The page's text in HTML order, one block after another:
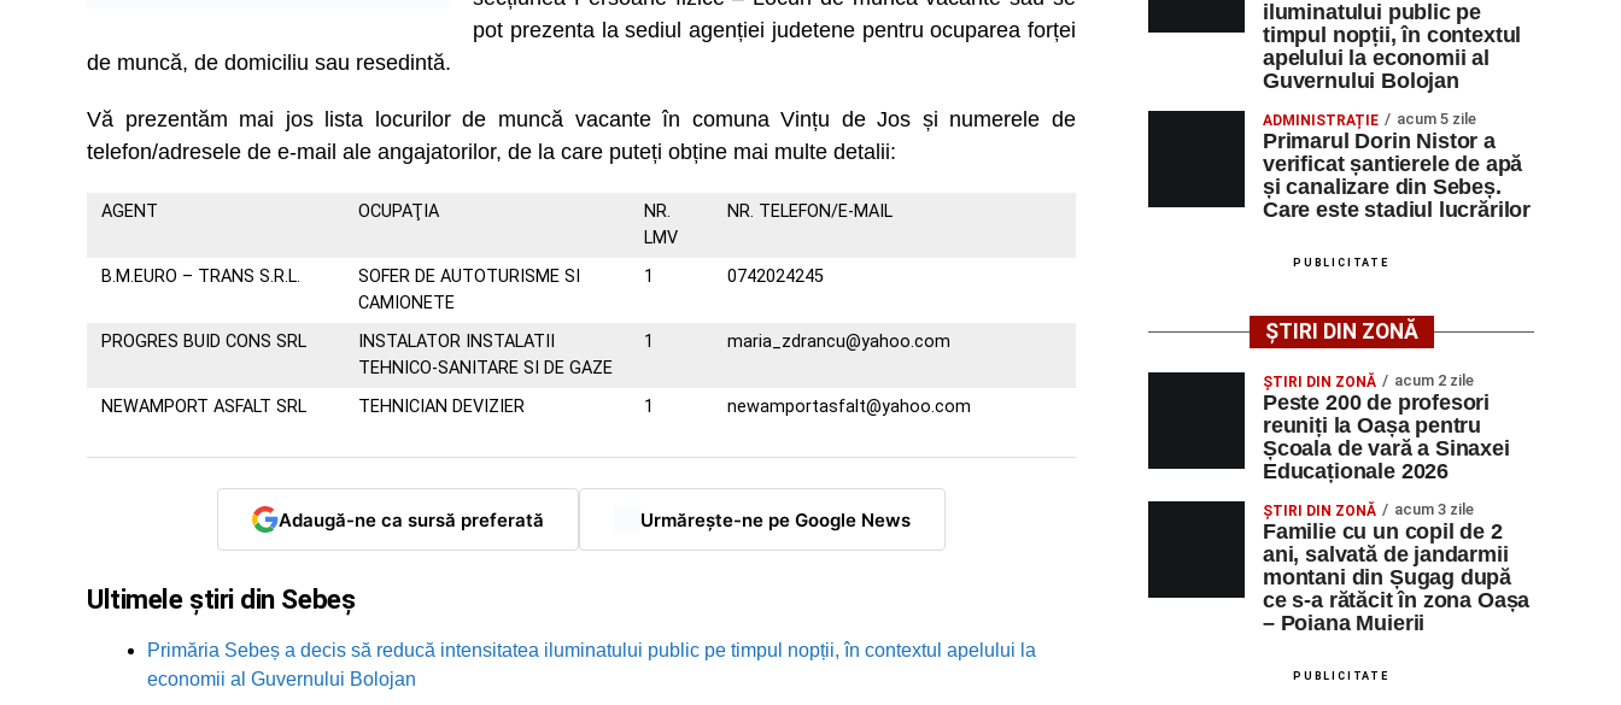
pot prezenta la sediul agenției judetene pentru ocuparea forței
de muncă, de domiciliu sau resedintă.
Vă prezentăm mai jos lista locurilor de muncă vacante în comuna Vințu de Jos și numerele de
telefon/adresele de e-mail ale angajatorilor, de la care puteți obține mai multe detalii:
AGENT OCUPAŢIA
NR.
LMV
NR. TELEFON/E-MAIL
B.M.EURO – TRANS S.R.L.
SOFER DE AUTOTURISME SI
CAMIONETE
1 0742024245
PROGRES BUID CONS SRL
INSTALATOR INSTALATII
TEHNICO-SANITARE SI DE GAZE
1 maria_zdrancu@yahoo.com
NEWAMPORT ASFALT SRL TEHNICIAN DEVIZIER 1 newamportasfalt@yahoo.com
Adaugă-ne ca sursă preferată Urmărește-ne pe Google News
Ultimele știri din Sebeș
Primăria Sebeș a decis să reducă intensitatea iluminatului public pe timpul nopții, în contextul apelului la
economii al Guvernului Bolojan
iluminatului public pe
timpul nopții, în contextul
apelului la economii al
Guvernului Bolojan
ADMINISTRAȚIE acum 5 zile
Primarul Dorin Nistor a
verificat șantierele de apă
și canalizare din Sebeș.
Care este stadiul lucrărilor
PUBLICITATE
ȘTIRI DIN ZONĂ
ȘTIRI DIN ZONĂ acum 2 zile
Peste 200 de profesori
reuniți la Oașa pentru
Școala de vară a Sinaxei
Educaționale 2026
ȘTIRI DIN ZONĂ acum 3 zile
Familie cu un copil de 2
ani, salvată de jandarmii
montani din Șugag după
ce s-a rătăcit în zona Oașa
– Poiana Muierii
PUBLICITATE